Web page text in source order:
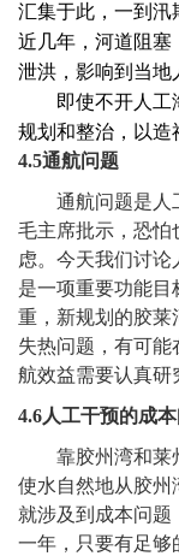
汇集于此，一到汛
近几年，河道阻塞
泄洪，影响到当地
即使不开人
规划和整治，以造
4.5通航问题
通航问题是人
毛主席批示，恐怕
虑。今天我们讨
是一项重要功能
重，新规划的胶莱
失热问题，有可能
航效益需要认真研
4.6人工干预的成
靠胶州湾和莱
使水自然地从胶州
就涉及到成本问题
一年，只要有足够